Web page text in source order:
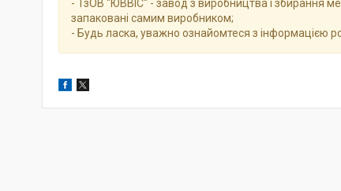
- ТзОВ "ЮВВІС" - завод з виробництва і збирання
запаковані самим виробником;
- Будь ласка, уважно ознайомтеся з інформацією